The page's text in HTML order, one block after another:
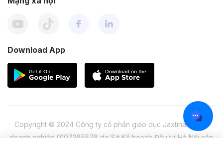
Download App
Copyright © 2024 Công ty cổ phần giáo dục Jaxtina. Mã số
doanh nghiệp 0107385578 do Sở Kế hoạch Đầu tư Hà Nội cấp